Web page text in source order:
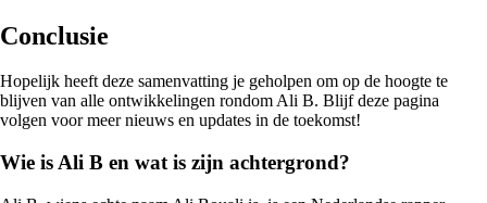
Conclusie
Hopelijk heeft deze samenvatting je geholpen om op de hoogte te
blijven van alle ontwikkelingen rondom Ali B. Blijf deze pagina
volgen voor meer nieuws en updates in de toekomst!
Wie is Ali B en wat is zijn achtergrond?